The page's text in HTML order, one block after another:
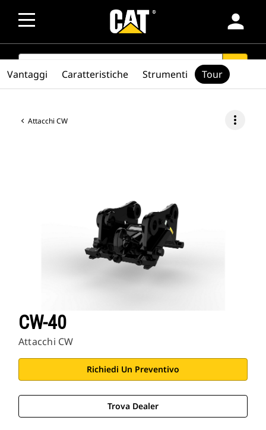
person
SEARCH search
Attacchi CW more_vert
CW-40
Attacchi CW
Richiedi Un Preventivo
Trova Dealer
Vantaggi Caratteristiche Strumenti Tour